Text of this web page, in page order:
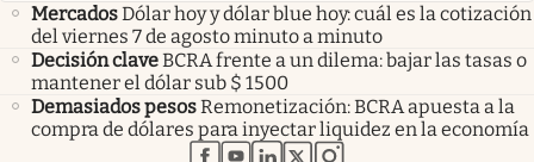
MercadosDólar hoy y dólar blue hoy: cuál es la cotización
del viernes 7 de agosto minuto a minuto
Decisión claveBCRA frente a un dilema: bajar las tasas o
mantener el dólar sub $ 1500
Demasiados pesosRemonetización: BCRA apuesta a la
compra de dólares para inyectar liquidez en la economía
abre en nueva pestaña
abre en nueva pestaña
abre en nueva pestaña
abre en nueva pestaña
abre en nueva pestaña